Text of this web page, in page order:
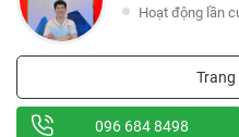
Hoạt động lần
Trang
096 684 8498